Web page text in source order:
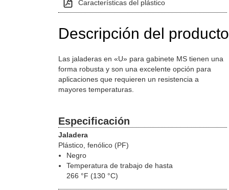
Características del plástico
Descripción del producto
Las jaladeras en «U» para gabinete MS tienen una
forma robusta y son una excelente opción para
aplicaciones que requieren un resistencia a
mayores temperaturas.
Especificación
Jaladera
Plástico, fenólico (PF)
Negro
Temperatura de trabajo de hasta
266 °F (130 °C)